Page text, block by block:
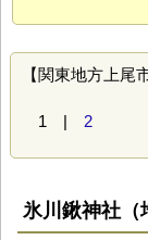
【関東地方上尾
1 | 2
氷川鍬神社（